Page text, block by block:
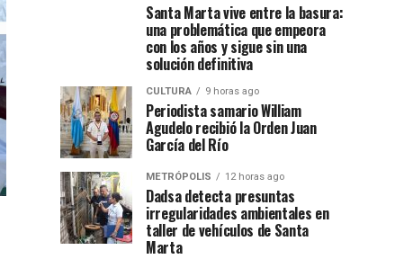
Santa Marta vive entre la basura:
una problemática que empeora
con los años y sigue sin una
solución definitiva
CULTURA 9 horas ago
Periodista samario William
Agudelo recibió la Orden Juan
García del Río
METRÓPOLIS 12 horas ago
Dadsa detecta presuntas
irregularidades ambientales en
taller de vehículos de Santa
Marta